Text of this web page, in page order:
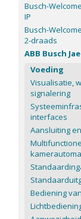
Busch-
IP
Busch-
2-draads
ABB Busch
Voeding
Visualisatie,
signalering
interfaces
Aansluiting
Bediening